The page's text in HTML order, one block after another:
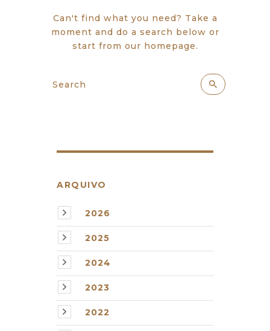
Can't find what you need? Take a
moment and do a search below or
start from our homepage.
ARQUIVO
2026
2025
2024
2023
2022